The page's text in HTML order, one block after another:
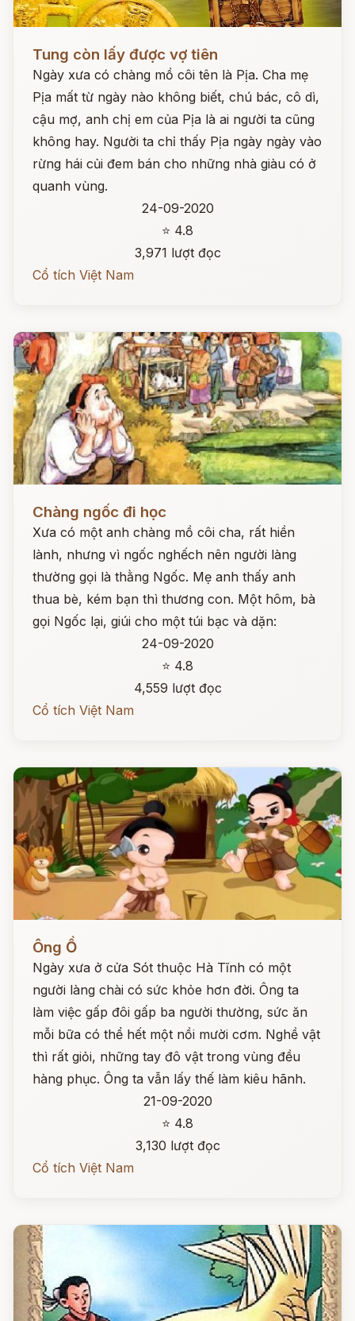
Tung còn lấy được vợ tiên
Ngày xưa có chàng mồ côi tên là Pịa. Cha mẹ
Pịa mất từ ngày nào không biết, chú bác, cô dì,
cậu mợ, anh chị em của Pịa là ai người ta cũng
không hay. Người ta chỉ thấy Pịa ngày ngày vào
rừng hái củi đem bán cho những nhà giàu có ở
quanh vùng.
24-09-2020
⭐ 4.8
3,971 lượt đọc
Cổ tích Việt Nam
Chàng ngốc đi học
Xưa có một anh chàng mồ côi cha, rất hiền
lành, nhưng vì ngốc nghếch nên người làng
thường gọi là thằng Ngốc. Mẹ anh thấy anh
thua bè, kém bạn thì thương con. Một hôm, bà
gọi Ngốc lại, giúi cho một túi bạc và dặn:
24-09-2020
⭐ 4.8
4,559 lượt đọc
Cổ tích Việt Nam
Đọc ngay
Ông Ồ
Ngày xưa ở cửa Sót thuộc Hà Tĩnh có một
người làng chài có sức khỏe hơn đời. Ông ta
làm việc gấp đôi gấp ba người thường, sức ăn
mỗi bữa có thể hết một nồi mười cơm. Nghề vật
thì rất giỏi, những tay đô vật trong vùng đều
hàng phục. Ông ta vẫn lấy thế làm kiêu hãnh.
21-09-2020
⭐ 4.8
3,130 lượt đọc
Cổ tích Việt Nam